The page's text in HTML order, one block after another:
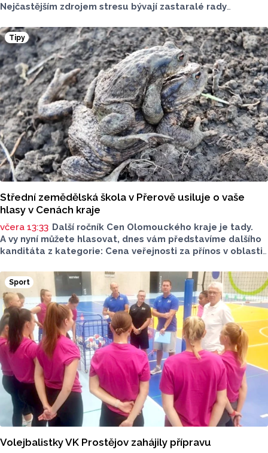
Nejčastějším zdrojem stresu bývají zastaralé rady
se nadýmavým potravinám nebo preventivnímu vyřazování
alergenů. Mýty o stravě při kojení boří laktační poradkyně
z Jeseníku.
Tipy
Střední zemědělská škola v Přerově usiluje o vaše
hlasy v Cenách kraje
včera 13:33 Další ročník Cen Olomouckého kraje je tady.
A vy nyní můžete hlasovat, dnes vám představíme dalšího
kanditáta z kategorie: Cena veřejnosti za přínos v oblasti
v Přerově, která má nominaci v kategorii: Významný počin
v ochraně životního prostředí - právnická osoba.
Sport
Volejbalistky VK Prostějov zahájily přípravu